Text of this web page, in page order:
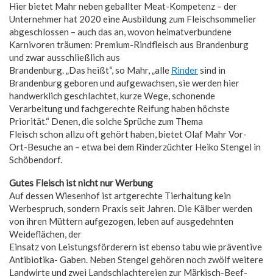
Hier bietet Mahr neben geballter Meat-Kompetenz – der
Unternehmer hat 2020 eine Ausbildung zum Fleischsommelier
abgeschlossen – auch das an, wovon heimatverbundene
Karnivoren träumen: Premium-Rindfleisch aus Brandenburg
und zwar ausschließlich aus
Brandenburg. „Das heißt“, so Mahr, „alle Rindersind in
Brandenburg geboren und aufgewachsen, sie werden hier
handwerklich geschlachtet, kurze Wege, schonende
Verarbeitung und fachgerechte Reifung haben höchste
Priorität.“ Denen, die solche Sprüche zum Thema
Fleisch schon allzu oft gehört haben, bietet Olaf Mahr Vor-
Ort-Besuche an – etwa bei dem Rinderzüchter Heiko Stengel in
Schöbendorf.
Gutes Fleisch ist nicht nur Werbung
Auf dessen Wiesenhof ist artgerechte Tierhaltung kein
Werbespruch, sondern Praxis seit Jahren. Die Kälber werden
von ihren Müttern aufgezogen, leben auf ausgedehnten
Weideflächen, der
Einsatz von Leistungsförderern ist ebenso tabu wie präventive
Antibiotika- Gaben. Neben Stengel gehören noch zwölf weitere
Landwirte und zwei Landschlachtereien zur Märkisch-Beef-